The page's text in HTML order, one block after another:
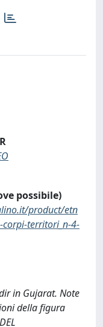
possibile)
product/etn
territori_n-4-
in Gujarat. Note
della figura